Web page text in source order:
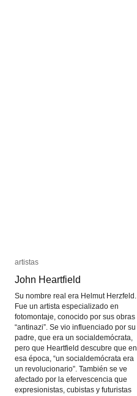
artistas
John Heartfield
Su nombre real era Helmut Herzfeld.
Fue un artista especializado en
fotomontaje, conocido por sus obras
“antinazi”. Se vio influenciado por su
padre, que era un socialdemócrata,
pero que Heartfield descubre que en
esa época, “un socialdemócrata era
un revolucionario”. También se ve
afectado por la efervescencia que
expresionistas, cubistas y futuristas
artistas
John Heartfield